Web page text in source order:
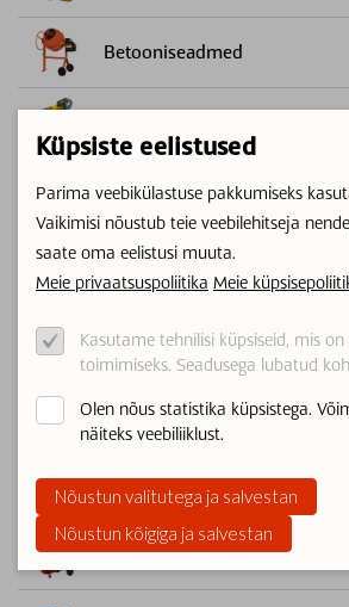
Küpsiste eelistused
Parima veebikülastuse pakkumiseks
Vaikimisi nõustub teie veebilehitseja
saate oma eelistusi muuta.
Meie privaatsuspoliitika Meie
Kasutame tehnilisi küpsiseid, mis
toimimiseks. Seadusega lubatud
Olen nõus statistika küpsistega.
näiteks veebiliiklust.
Nõustun valitutega ja salvestan
Nõustun kõigiga ja salvestan
Betooniseadmed
Lõikurid
Gaasiballoonide müük/
Soojakud ja telgid
Lihvimismasinad
Puhastusseadmed
Keevitusseadmed
Õhukompressorid